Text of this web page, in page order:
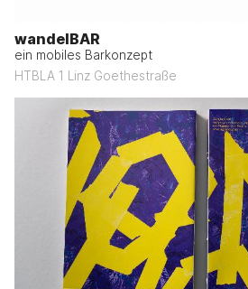
wandelBAR
ein mobiles Barkonzept
HTBLA 1 Linz Goethestraße